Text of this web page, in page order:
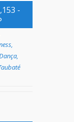
-
,
,